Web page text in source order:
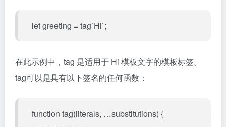
let greeting = tag`Hi`;
在此示例中，tag 是适用于 Hi 模板文字的模板标签。
tag可以是具有以下签名的任何函数：
function tag(literals, …substitutions) {